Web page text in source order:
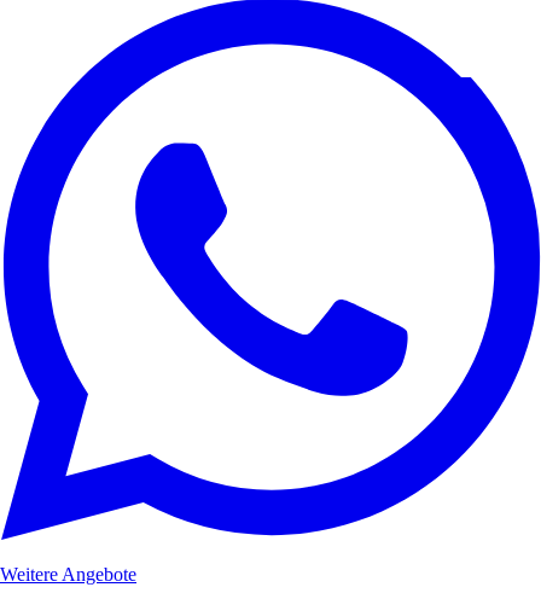
Weitere Angebote